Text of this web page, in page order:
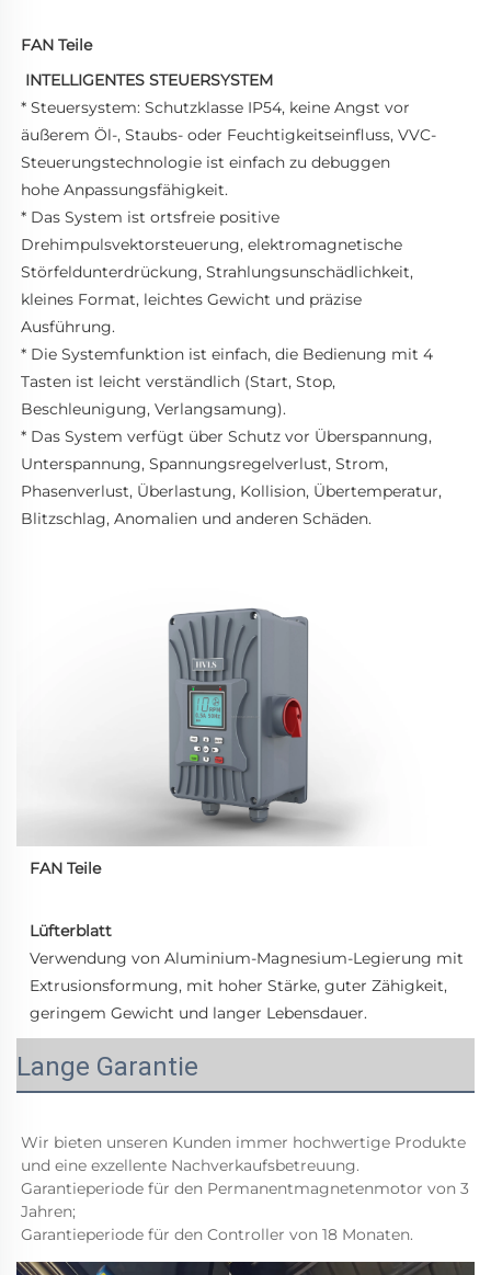
FAN Teile
INTELLIGENTES STEUERSYSTEM
* Steuersystem: Schutzklasse IP54, keine Angst vor
äußerem Öl-, Staubs- oder Feuchtigkeitseinfluss, VVC-
Steuerungstechnologie ist einfach zu debuggen
hohe Anpassungsfähigkeit.
* Das System ist ortsfreie positive
Drehimpulsvektorsteuerung, elektromagnetische
Störfeldunterdrückung, Strahlungsunschädlichkeit,
kleines Format, leichtes Gewicht und präzise
Ausführung.
* Die Systemfunktion ist einfach, die Bedienung mit 4
Tasten ist leicht verständlich (Start, Stop,
Beschleunigung, Verlangsamung).
* Das System verfügt über Schutz vor Überspannung,
Unterspannung, Spannungsregelverlust, Strom,
Phasenverlust, Überlastung, Kollision, Übertemperatur,
Blitzschlag, Anomalien und anderen Schäden.
FAN Teile
Lüfterblatt
Verwendung von Aluminium-Magnesium-Legierung mit
Extrusionsformung, mit hoher Stärke, guter Zähigkeit,
geringem Gewicht und langer Lebensdauer.
Lange Garantie
Wir bieten unseren Kunden immer hochwertige Produkte
und eine exzellente Nachverkaufsbetreuung.
Garantieperiode für den Permanentmagnetenmotor von 3
Jahren;
Garantieperiode für den Controller von 18 Monaten.